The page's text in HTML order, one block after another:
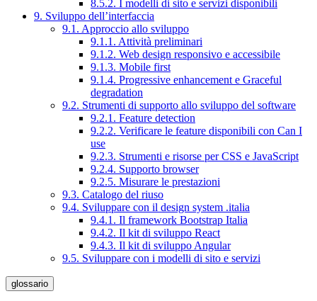
8.5.2. I modelli di sito e servizi disponibili
9. Sviluppo dell’interfaccia
9.1. Approccio allo sviluppo
9.1.1. Attività preliminari
9.1.2. Web design responsivo e accessibile
9.1.3. Mobile first
9.1.4. Progressive enhancement e Graceful
degradation
9.2. Strumenti di supporto allo sviluppo del software
9.2.1. Feature detection
9.2.2. Verificare le feature disponibili con Can I
use
9.2.3. Strumenti e risorse per CSS e JavaScript
9.2.4. Supporto browser
9.2.5. Misurare le prestazioni
9.3. Catalogo del riuso
9.4. Sviluppare con il design system .italia
9.4.1. Il framework Bootstrap Italia
9.4.2. Il kit di sviluppo React
9.4.3. Il kit di sviluppo Angular
9.5. Sviluppare con i modelli di sito e servizi
glossario